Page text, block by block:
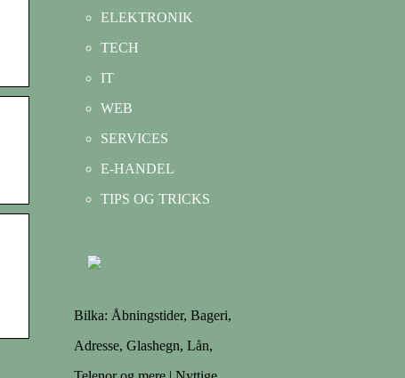
ELEKTRONIK
TECH
IT
WEB
SERVICES
E-HANDEL
TIPS OG TRICKS
Bilka: Åbningstider, Bageri,
Adresse, Glashegn, Lån,